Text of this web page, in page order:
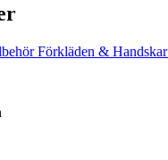
Förkläden & Handskar